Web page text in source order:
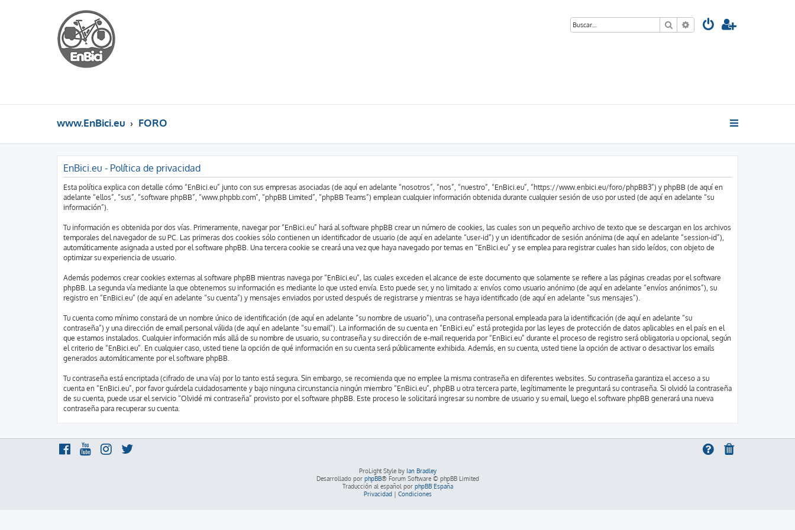
Buscar Búsqueda avanzada
www.EnBici.eu FORO
EnBici.eu - Política de privacidad
Esta política explica con detalle cómo “EnBici.eu” junto con sus empresas asociadas (de aquí en adelante “nosotros”, “nos”, “nuestro”, “EnBici.eu”, “https://www.enbici.eu/foro/phpBB3”) y phpBB (de aquí en
adelante “ellos”, “sus”, “software phpBB”, “www.phpbb.com”, “phpBB Limited”, “phpBB Teams”) emplean cualquier información obtenida durante cualquier sesión de uso por usted (de aquí en adelante “su
información”).
Tu información es obtenida por dos vías. Primeramente, navegar por “EnBici.eu” hará al software phpBB crear un número de cookies, las cuales son un pequeño archivo de texto que se descargan en los archivos
temporales del navegador de su PC. Las primeras dos cookies sólo contienen un identificador de usuario (de aquí en adelante “user-id”) y un identificador de sesión anónima (de aquí en adelante “session-id”),
automáticamente asignada a usted por el software phpBB. Una tercera cookie se creará una vez que haya navegado por temas en “EnBici.eu” y se emplea para registrar cuales han sido leídos, con objeto de
optimizar su experiencia de usuario.
Además podemos crear cookies externas al software phpBB mientras navega por “EnBici.eu”, las cuales exceden el alcance de este documento que solamente se refiere a las páginas creadas por el software
phpBB. La segunda vía mediante la que obtenemos su información es mediante lo que usted envía. Esto puede ser, y no limitado a: envíos como usuario anónimo (de aquí en adelante “envíos anónimos”), su
registro en “EnBici.eu” (de aquí en adelante “su cuenta”) y mensajes enviados por usted después de registrarse y mientras se haya identificado (de aquí en adelante “sus mensajes”).
Tu cuenta como mínimo constará de un nombre único de identificación (de aquí en adelante “su nombre de usuario”), una contraseña personal empleada para la identificación (de aquí en adelante “su
contraseña”) y una dirección de email personal válida (de aquí en adelante “su email”). La información de su cuenta en “EnBici.eu” está protegida por las leyes de protección de datos aplicables en el país en el
que estamos instalados. Cualquier información más allá de su nombre de usuario, su contraseña y su dirección de e-mail requerida por “EnBici.eu” durante el proceso de registro será obligatoria u opcional, según
el criterio de “EnBici.eu”. En cualquier caso, usted tiene la opción de qué información en su cuenta será públicamente exhibida. Además, en su cuenta, usted tiene la opción de activar o desactivar los emails
generados automáticamente por el software phpBB.
Tu contraseña está encriptada (cifrado de una vía) por lo tanto está segura. Sin embargo, se recomienda que no emplee la misma contraseña en diferentes websites. Su contraseña garantiza el acceso a su
cuenta en “EnBici.eu”, por favor guárdela cuidadosamente y bajo ninguna circunstancia ningún miembro “EnBici.eu”, phpBB u otra tercera parte, legítimamente le preguntará su contraseña. Si olvidó la contraseña
de su cuenta, puede usar el servicio “Olvidé mi contraseña” provisto por el software phpBB. Este proceso le solicitará ingresar su nombre de usuario y su email, luego el software phpBB generará una nueva
contraseña para recuperar su cuenta.
ProLight Style by Ian Bradley
Desarrollado por phpBB® Forum Software © phpBB Limited
Traducción al español por phpBB España
Privacidad| Condiciones